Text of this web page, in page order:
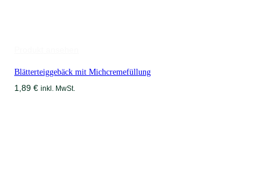
Blätterteiggebäck mit Michcremefüllung
1,89 € inkl. MwSt.